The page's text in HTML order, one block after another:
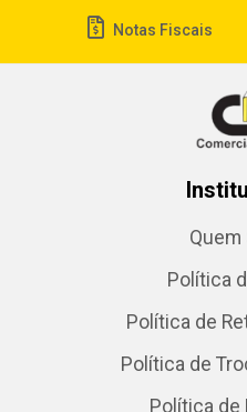
Notas Fiscais
Quem
Política
Política de
Política de
Política de